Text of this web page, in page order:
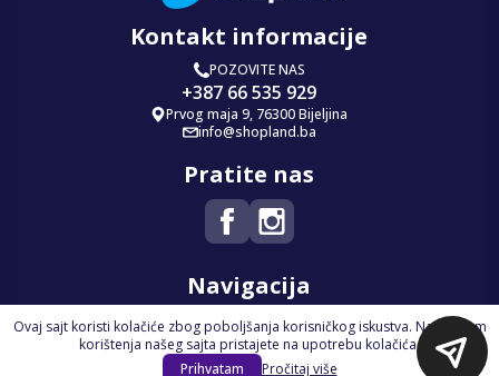
Kontakt informacije
POZOVITE NAS
+387 66 535 929
Prvog maja 9, 76300 Bijeljina
info@shopland.ba
Pratite nas
Navigacija
Početna
Na Akciji
Ovaj sajt koristi kolačiće zbog poboljšanja korisničkog iskustva. Nastavkom
korištenja našeg sajta pristajete na upotrebu kolačića.
Prihvatam
Pročitaj više